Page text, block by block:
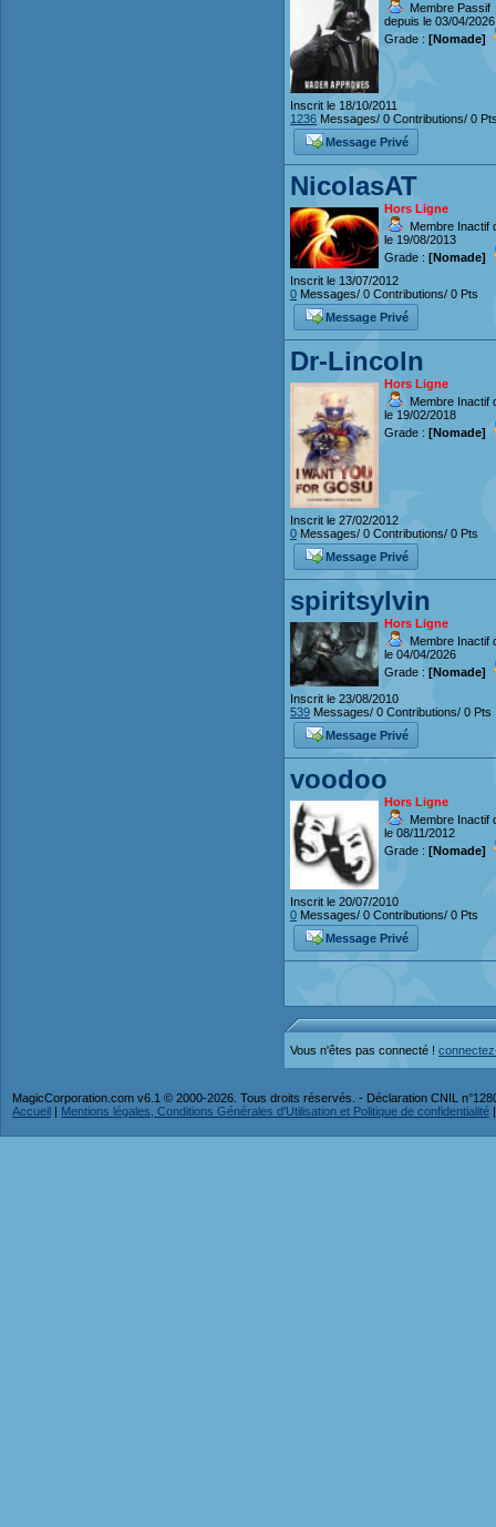
Membre Passif
depuis le 03/04/2026
Grade : [Nomade]
Inscrit le 18/10/2011
1236 Messages/ 0 Contributions/ 0
Message Privé
NicolasAT
Hors Ligne
Membre Inactif
le 19/08/2013
Grade : [Nomade]
Inscrit le 13/07/2012
0 Messages/ 0 Contributions/ 0 Pts
Message Privé
Dr-Lincoln
Hors Ligne
Membre Inactif
le 19/02/2018
Grade : [Nomade]
Inscrit le 27/02/2012
0 Messages/ 0 Contributions/ 0 Pts
Message Privé
spiritsylvin
Hors Ligne
Membre Inactif
le 04/04/2026
Grade : [Nomade]
Inscrit le 23/08/2010
539 Messages/ 0 Contributions/ 0 Pts
Message Privé
voodoo
Hors Ligne
Membre Inactif
le 08/11/2012
Grade : [Nomade]
Inscrit le 20/07/2010
0 Messages/ 0 Contributions/ 0 Pts
Message Privé
Vous n'êtes pas connecté !
MagicCorporation.com v6.1 © 2000-2026. Tous droits réservés. - Déclaration CNIL
Accueil | Mentions légales, Conditions Générales d'Utilisation et Politique de confidentialité